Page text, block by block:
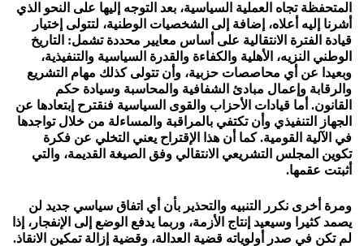
المتحفظة تجاه العملية السياسية، بعد التوجه إليها على النحو الذي
أشرنا إليه أعلاه، إضافة إلى الشخصيات الوطنية، لتتولى إختيار
قيادة الفترة الانتقالية على أساس معايير محددة تشمل: التاريخ
الوطني النزيه، الأهلية والكفاءة والقدرة السياسية والتنفيذية،
وبعيدا عن أي محاصصات حزبية، وأن تتولى كذلك مهام التشريع
والرقابة وإعمال مبادئ الشفافية والمحاسبة وسيادة حكم
القانون. أما قيادات الأحزاب والقوى السياسية فنقترح إبتعادها عن
الجهاز التنفيذي وأن تكتفي بالمراقبة والمساءلة من خلال تواجدها
في الآلية القومية. كما أن هذا الإقتراح يعني التخلي عن فكرة
تكوين المجلس التشريعي الانتقالي وفق الصيغة القديمة، والتي
أثبتت عقمها.
ومرة أخرى نكرر التنبيه والتحذير بأن أي اتفاق سياسي جديد لن
يصمد كثيرا وسيعيد إنتاج الأزمة، وربما يدفع الوضع إلى الإنفجار، إذا
لم تكن في صدر أولوياته قضية العدالة، وقضية إزالة تمكين الانقاذ.